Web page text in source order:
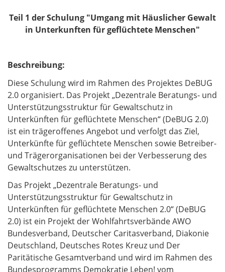
Teil 1 der Schulung "Umgang mit Häuslicher Gewalt
in Unterkunften für geflüchtete Menschen"
Beschreibung:
Diese Schulung wird im Rahmen des Projektes DeBUG
2.0 organisiert. Das Projekt „Dezentrale Beratungs- und
Unterstützungsstruktur für Gewaltschutz in
Unterkünften für geflüchtete Menschen“ (DeBUG 2.0)
ist ein trägeroffenes Angebot und verfolgt das Ziel,
Unterkünfte für geflüchtete Menschen sowie Betreiber-
und Trägerorganisationen bei der Verbesserung des
Gewaltschutzes zu unterstützen.
Das Projekt „Dezentrale Beratungs- und
Unterstützungsstruktur für Gewaltschutz in
Unterkünften für geflüchtete Menschen 2.0“ (DeBUG
2.0) ist ein Projekt der Wohlfahrtsverbände AWO
Bundesverband, Deutscher Caritasverband, Diakonie
Deutschland, Deutsches Rotes Kreuz und Der
Paritätische Gesamtverband und wird im Rahmen des
Bundesprogramms Demokratie Leben! vom